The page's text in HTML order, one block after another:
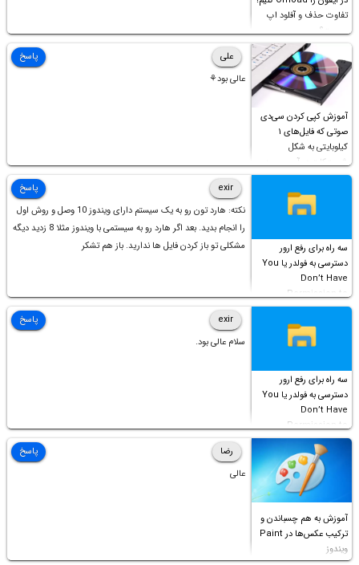
تفاوت حذف و آفلود اپ
چیست؟
آموزش کپی کردن سی‌دی
صوتی که فایل‌های ۱
کیلوبایتی به شکل
شورت‌کات در آن موجود
است!
علی
عالی بود⚘
پاسخ
سه راه برای رفع ارور
دسترسی به فولدر یا You
Don’t Have
Permission to
Access this folder
exir
نکته: هارد تون رو به یک سیستم دارای ویندوز 10 وصل و روش اول
را انجام بدید. بعد اگر هارد رو به سیستمی با ویندوز مثلا 8 زدید دیگه
مشکلی تو باز کردن فایل ها ندارید. باز هم تشکر
پاسخ
سه راه برای رفع ارور
دسترسی به فولدر یا You
Don’t Have
Permission to
Access this folder
exir
سلام عالی بود.
پاسخ
آموزش به هم چسباندن و
ترکیب عکس‌ها در Paint
ویندوز
رضا
عالی
پاسخ